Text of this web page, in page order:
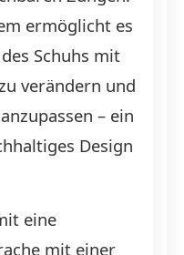
ermöglicht es
Schuhs mit
verändern und
– ein
Design
eine
mit einer